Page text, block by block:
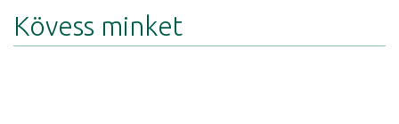
Kövess minket